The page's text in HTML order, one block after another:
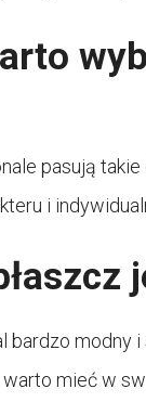
pasują
i
bardzo
mieć w